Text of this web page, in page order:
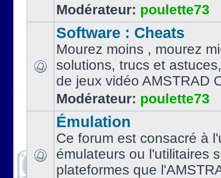
Modérateur: poulette73
Software : Cheats
Mourez moins , mourez
solutions, trucs et
de jeux vidéo AMSTRAD
Modérateur: poulette73
Émulation
Ce forum est consacré à
émulateurs ou l'utilitaires
plateformes que